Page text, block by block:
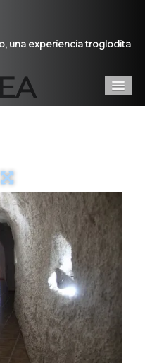
una experiencia troglodita